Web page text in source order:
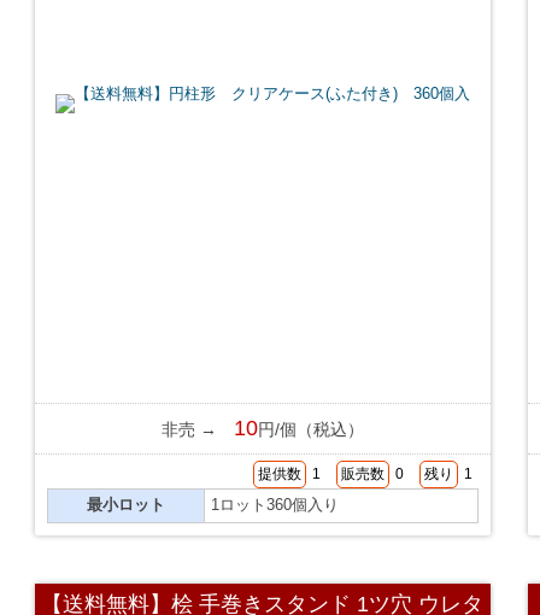
非売 → 10円/個（税込）
提供数 1 販売数 0 残り 1
最小ロット 1ロット360個入り
【送料無料】桧 手巻きスタンド 1ツ穴 ウレタ